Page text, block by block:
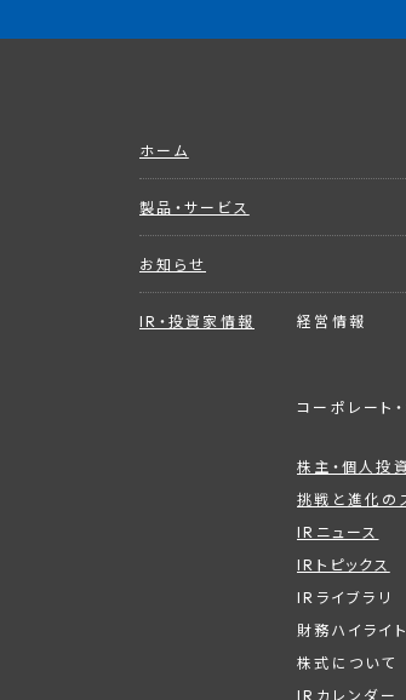
ホーム
製品・サービス
お知らせ
IR・投資家情報 経営情報
コーポレート
株主・個人投
挑戦と進化の
IRニュース
IRトピックス
IRライブラリ
財務ハイライト
株式について
IRカレンダー